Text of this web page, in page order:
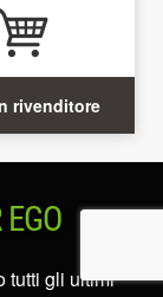
rivenditore
tutti gli ultimi